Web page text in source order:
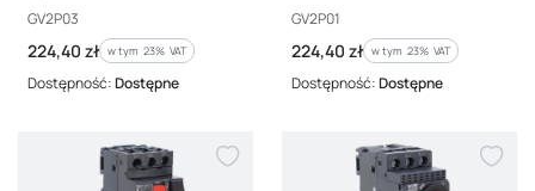
Kod producenta
GV2P03
Cena brutto
224,40 zł w tym %s VAT
w tym 23% VAT
Dostępność:Dostępne
Kod producenta
GV2P01
Cena brutto
224,40 zł w tym %s VAT
w tym 23% VAT
Dostępność:Dostępne